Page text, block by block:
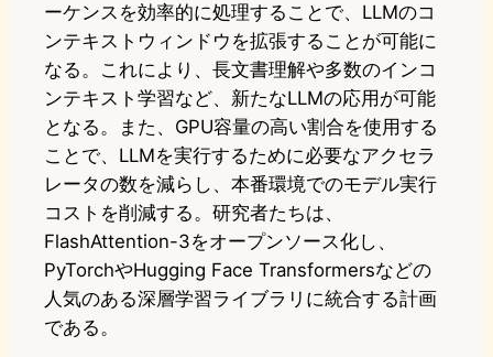
ーケンスを効率的に処理することで、LLMのコ
ンテキストウィンドウを拡張することが可能に
なる。これにより、長文書理解や多数のインコ
ンテキスト学習など、新たなLLMの応用が可能
となる。また、GPU容量の高い割合を使用する
ことで、LLMを実行するために必要なアクセラ
レータの数を減らし、本番環境でのモデル実行
コストを削減する。研究者たちは、
FlashAttention-3をオープンソース化し、
PyTorchやHugging Face Transformersなどの
人気のある深層学習ライブラリに統合する計画
である。